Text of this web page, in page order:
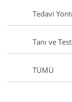
Tedavi
Tanı ve
TÜMÜ